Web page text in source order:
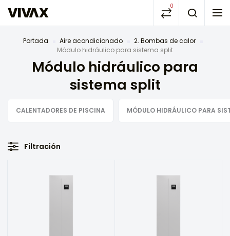
0
Portada Aire acondicionado
2. Bombas de calor
Módulo hidráulico para sistema split
Módulo hidráulico para
sistema split
CALENTADORES DE PISCINA MÓDULO HIDRÁULICO PARA
Filtración